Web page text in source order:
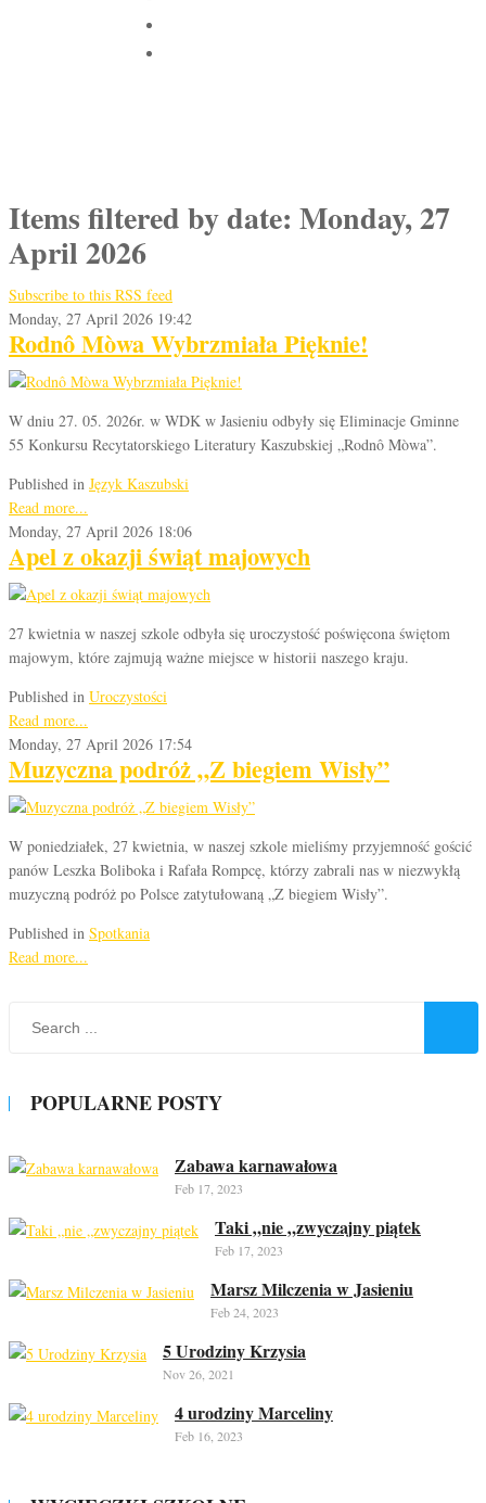
Items filtered by date: Monday, 27
April 2026
Subscribe to this RSS feed
Monday, 27 April 2026 19:42
Rodnô Mòwa Wybrzmiała Pięknie!
W dniu 27. 05. 2026r. w WDK w Jasieniu odbyły się Eliminacje Gminne
55 Konkursu Recytatorskiego Literatury Kaszubskiej „Rodnô Mòwa”.
Published in Język Kaszubski
Read more...
Monday, 27 April 2026 18:06
Apel z okazji świąt majowych
27 kwietnia w naszej szkole odbyła się uroczystość poświęcona świętom
majowym, które zajmują ważne miejsce w historii naszego kraju.
Published in Uroczystości
Read more...
Monday, 27 April 2026 17:54
Muzyczna podróż „Z biegiem Wisły”
W poniedziałek, 27 kwietnia, w naszej szkole mieliśmy przyjemność gościć
panów Leszka Boliboka i Rafała Rompcę, którzy zabrali nas w niezwykłą
muzyczną podróż po Polsce zatytułowaną „Z biegiem Wisły”.
Published in Spotkania
Read more...
POPULARNE POSTY
Zabawa karnawałowa
Feb 17, 2023
Taki „nie „zwyczajny piątek
Feb 17, 2023
Marsz Milczenia w Jasieniu
Feb 24, 2023
5 Urodziny Krzysia
Nov 26, 2021
4 urodziny Marceliny
Feb 16, 2023